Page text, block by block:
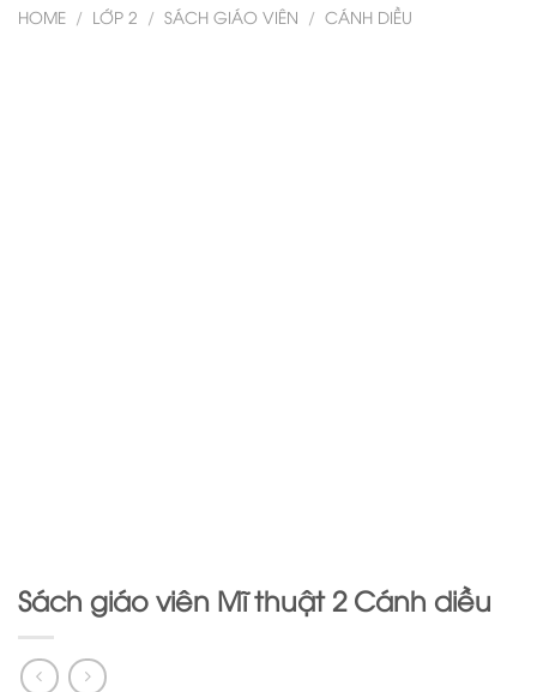
HOME / LỚP 2 / SÁCH GIÁO VIÊN / CÁNH DIỀU
Sách giáo viên Mĩ thuật 2 Cánh diều